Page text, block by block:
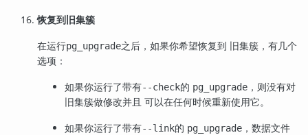
恢复到旧集簇
在运行pg_upgrade之后，如果你希望恢复到 旧集簇，有几个
选项：
如果你运行了带有--check的 pg_upgrade ，则没有对
旧集簇做修改并且 可以在任何时候重新使用它。
如果你运行了带有--link的 pg_upgrade ，数据文件